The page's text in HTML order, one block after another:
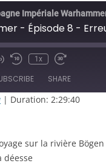
Impériale
Unmute
Rewind
Seconds
1x
Fast
30
seconds
SHARE
| Duration: 2:29:40
sur la rivière Bögen
déesse